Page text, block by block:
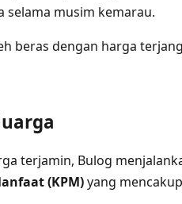
musim kemarau.
beras dengan harga
terjamin, Bulog
(KPM)yang